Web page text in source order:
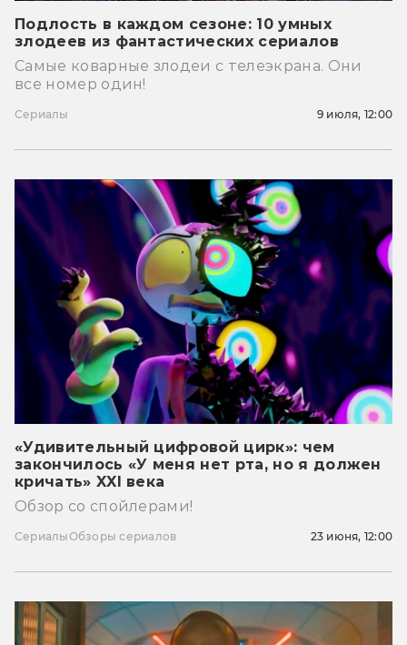
Подлость в каждом сезоне: 10 умных
злодеев из фантастических сериалов
Самые коварные злодеи с телеэкрана. Они
все номер один!
Сериалы 9 июля, 12:00
«Удивительный цифровой цирк»: чем
закончилось «У меня нет рта, но я должен
кричать» XXI века
Обзор со спойлерами!
СериалыОбзоры сериалов 23 июня, 12:00